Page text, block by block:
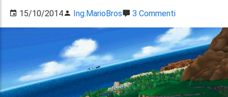
15/10/2014 Ing.MarioBros 3 Commenti